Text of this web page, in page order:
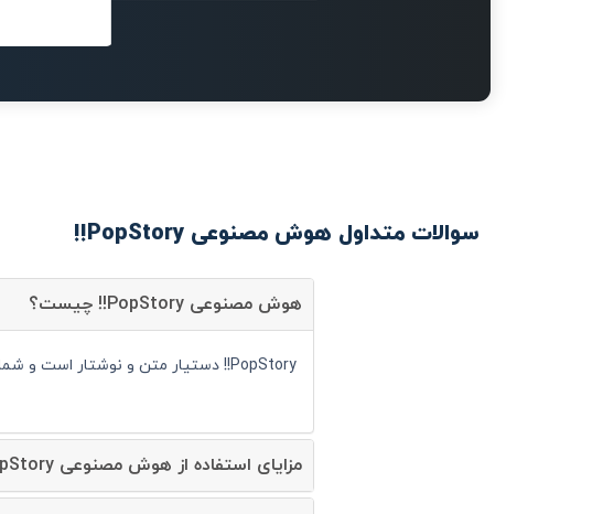
سوالات متداول هوش مصنوعی PopStory!!
هوش مصنوعی PopStory!! چیست؟
PopStory!! دستیار متن و نوشتار است و شما می توانید با کمک آن سرعت انجام کارهای خود را به صورت قابل توجهی افزایش دهید.
مزایای استفاده از هوش مصنوعی PopStory!! چیست؟